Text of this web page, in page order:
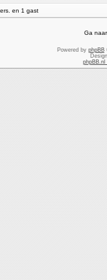
en 1 gast
Ga
Powered by phpBB
phpBB.nl